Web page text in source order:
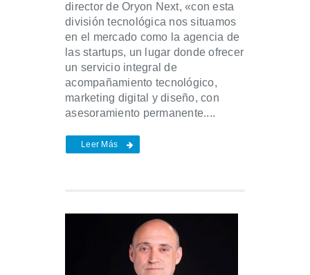
director de Oryon Next, «con esta
división tecnológica nos situamos
en el mercado como la agencia de
las startups, un lugar donde ofrecer
un servicio integral de
acompañamiento tecnológico,
marketing digital y diseño, con
asesoramiento permanente....
Leer Más